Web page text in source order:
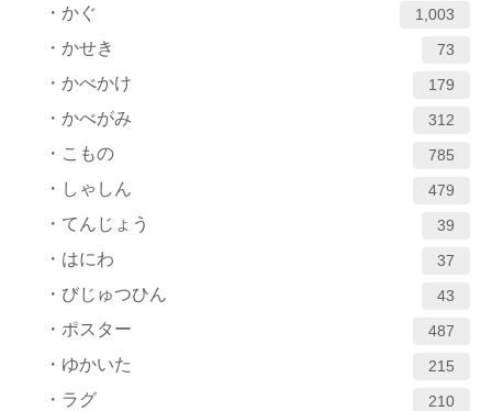
かぐ 1,003
かせき 73
かべかけ 179
かべがみ 312
こもの 785
しゃしん 479
てんじょう 39
はにわ 37
びじゅつひん 43
ポスター 487
ゆかいた 215
ラグ 210